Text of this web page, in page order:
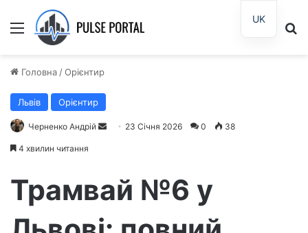
Меню
Головна /Орієнтир
Львів Орієнтир
Черненко Андрій
ш
і
23 Січня 2026 0 38
4 хвилин читання
Трамвай №6 у
UK